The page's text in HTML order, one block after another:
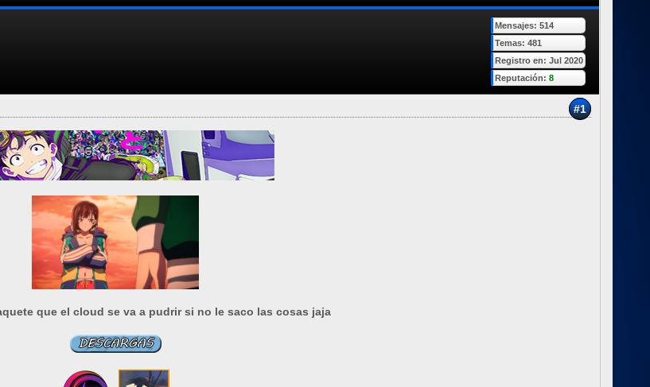
Mensajes: 514
Temas: 481
Registro en: Jul 2020
Reputación: 8
#1
que el cloud se va a pudrir si no le saco las cosas jaja